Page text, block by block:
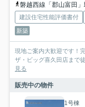
磐越西線「郡山富田
建設住宅性能評価書付
新築
現地ご案内大歓迎です！
ザ・ビッグ喜久田店まで
見る
販売中の物件
1号棟